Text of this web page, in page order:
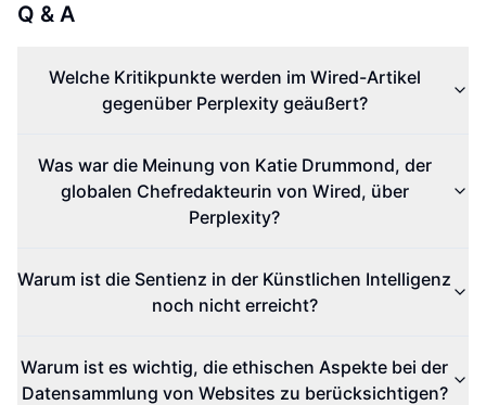
Q & A
Welche Kritikpunkte werden im Wired-Artikel
gegenüber Perplexity geäußert?
Was war die Meinung von Katie Drummond, der
globalen Chefredakteurin von Wired, über
Perplexity?
Warum ist die Sentienz in der Künstlichen Intelligenz
noch nicht erreicht?
Warum ist es wichtig, die ethischen Aspekte bei der
Datensammlung von Websites zu berücksichtigen?